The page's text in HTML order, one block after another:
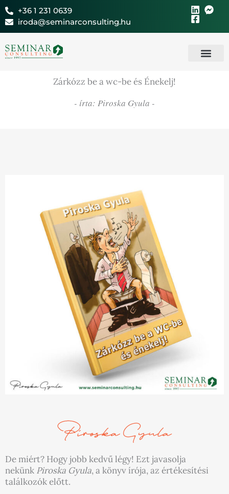
Skip
to
content
+36 1 231 0639
iroda@seminarconsulting.hu
Zárkózz be a wc-be és Énekelj!
- írta: Piroska Gyula -
De miért? Hogy jobb kedvű légy! Ezt javasolja
nekünk Piroska Gyula, a könyv írója, az értékesítési
találkozók előtt.